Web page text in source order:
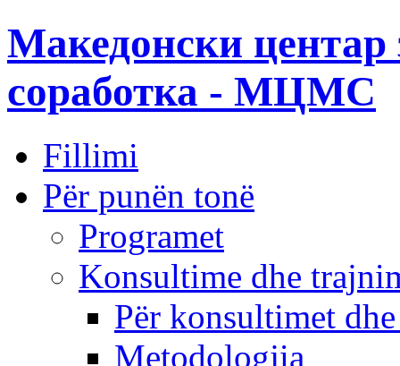
Македонски центар
соработка - МЦМС
Fillimi
Për punën tonë
Programet
Konsultime dhe
Për konsultimet
Metodologjia